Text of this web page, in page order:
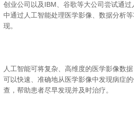
创业公司以及IBM、谷歌等大公司尝试通
中通过人工智能处理医学影像、数据分析
现。
人工智能可将复杂、高维度的医学影像数
可以快速、准确地从医学影像中发现病症
查，帮助患者尽早发现并及时治疗。